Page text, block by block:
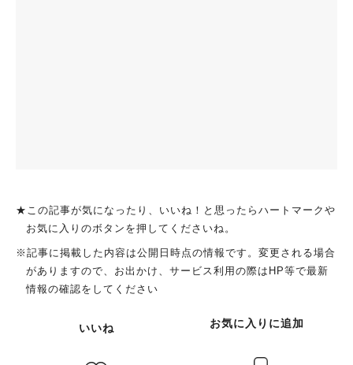
★この記事が気になったり、いいね！と思ったらハートマークや
お気に入りのボタンを押してくださいね。
※記事に掲載した内容は公開日時点の情報です。変更される場合
がありますので、お出かけ、サービス利用の際はHP等で最新
情報の確認をしてください
いいね お気に入りに追加